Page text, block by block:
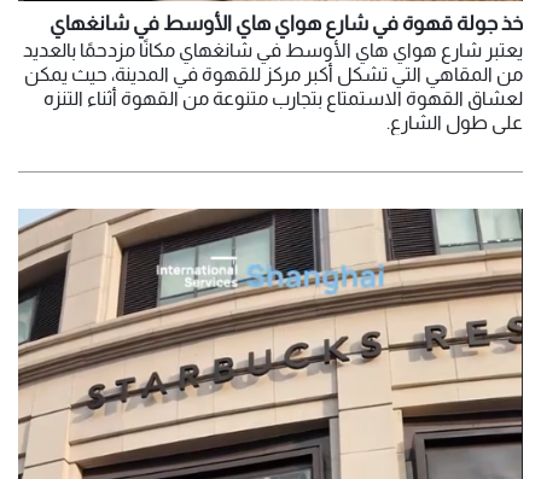
خذ جولة قهوة في شارع هواي هاي الأوسط في شانغهاي
يعتبر شارع هواي هاي الأوسط في شانغهاي مكانًا مزدحمًا بالعديد
من المقاهي التي تشكل أكبر مركز للقهوة في المدينة، حيث يمكن
لعشاق القهوة الاستمتاع بتجارب متنوعة من القهوة أثناء التنزه
على طول الشارع.